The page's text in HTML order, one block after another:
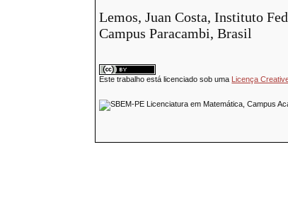
Lemos, Juan Costa, Instituto
Campus Paracambi, Brasil
Este trabalho está licenciado sob uma Licença